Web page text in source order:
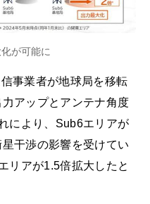
が可能に
事業者が地球局を移転
アップとアンテナ角度
により、Sub6エリアが
干渉の影響を受けてい
リアが1.5倍拡大したと